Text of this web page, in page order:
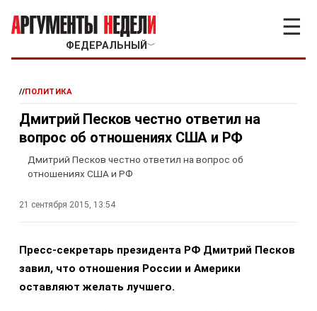
ФЕДЕРАЛЬНЫЙ ﹀
☰
//ПОЛИТИКА
Дмитрий Песков честно ответил на
вопрос об отношениях США и РФ
Дмитрий Песков честно ответил на вопрос об
отношениях США и РФ
21 сентября 2015, 13:54
Пресс-секретарь президента РФ Дмитрий Песков
завил, что отношения России и Америки
оставляют желать лучшего.